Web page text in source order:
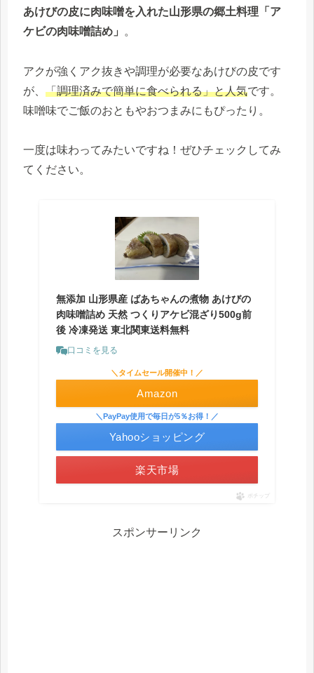
あけびの皮に肉味噌を入れた山形県の郷土料理「ア
ケビの肉味噌詰め」
。
アクが強くアク抜きや調理が必要なあけびの皮です
が、 「調理済みで簡単に食べられる」と人気です。
味噌味でご飯のおともやおつまみにもぴったり。
一度は味わってみたいですね！ぜひチェックしてみ
てください。
無添加 山形県産 ばあちゃんの煮物 あけびの
肉味噌詰め 天然 つくりアケビ混ざり500g前
後 冷凍発送 東北関東送料無料
口コミを見る
＼タイムセール開催中！／
Amazon
楽天市場
＼PayPay使用で毎日が5％お得！／
Yahooショッピング
ポチップ
スポンサーリンク